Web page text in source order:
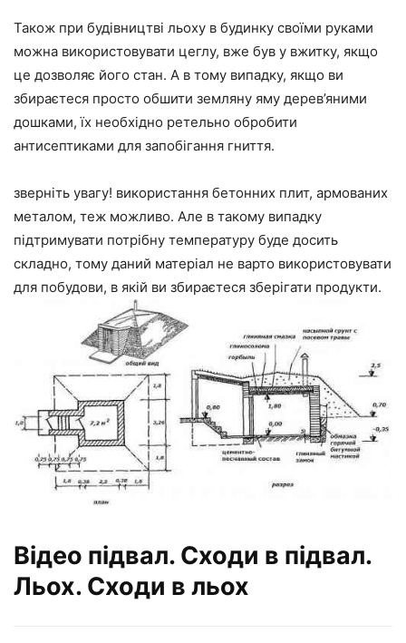
Також при будівництві льоху в будинку своїми руками
можна використовувати цеглу, вже був у вжитку, якщо
це дозволяє його стан. А в тому випадку, якщо ви
збираєтеся просто обшити земляну яму дерев’яними
дошками, їх необхідно ретельно обробити
антисептиками для запобігання гниття.
зверніть увагу! використання бетонних плит, армованих
металом, теж можливо. Але в такому випадку
підтримувати потрібну температуру буде досить
складно, тому даний матеріал не варто використовувати
для побудови, в якій ви збираєтеся зберігати продукти.
Відео підвал. Сходи в підвал.
Льох. Сходи в льох